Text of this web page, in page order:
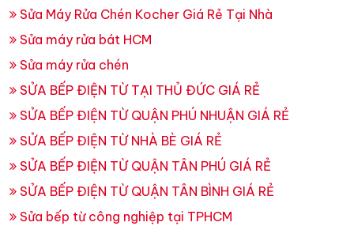
Sửa Máy Rửa Chén Kocher Giá Rẻ Tại Nhà
Sửa máy rửa bát HCM
Sửa máy rửa chén
SỬA BẾP ĐIỆN TỪ TẠI THỦ ĐỨC GIÁ RẺ
SỬA BẾP ĐIỆN TỪ QUẬN PHÚ NHUẬN GIÁ RẺ
SỬA BẾP ĐIỆN TỪ NHÀ BÈ GIÁ RẺ
SỬA BẾP ĐIỆN TỪ QUẬN TÂN PHÚ GIÁ RẺ
SỬA BẾP ĐIỆN TỪ QUẬN TÂN BÌNH GIÁ RẺ
Sửa bếp từ công nghiệp tại TPHCM